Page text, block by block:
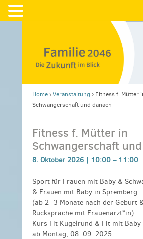
Home›Veranstaltung › Fitness f. Mütter
Schwangerschaft und danach
Fitness f. Mütter in
Schwangerschaft
8. Oktober 2026 | 10:00 – 11:00
Sport für Frauen mit Baby &
& Frauen mit Baby in Spremberg
(ab 2 -3 Monate nach der Geburt
Rücksprache mit Frauenärzt*in)
Kurs Fit Kugelrund & Fit mit
ab Montag, 08. 09. 2025